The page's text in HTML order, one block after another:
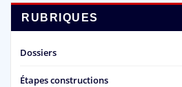
RUBRIQUES
Dossiers
Étapes constructions